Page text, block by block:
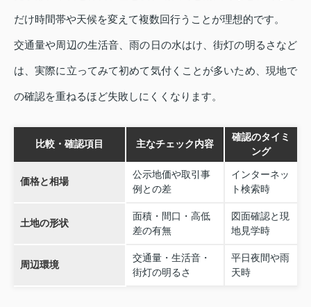
だけ時間帯や天候を変えて複数回行うことが理想的です。
交通量や周辺の生活音、雨の日の水はけ、街灯の明るさなど
は、実際に立ってみて初めて気付くことが多いため、現地で
の確認を重ねるほど失敗しにくくなります。
比較・確認項目 主なチェック内容
確認のタイミ
ング
価格と相場
公示地価や取引事
例との差
インターネッ
ト検索時
土地の形状
面積・間口・高低
差の有無
図面確認と現
地見学時
周辺環境
交通量・生活音・
街灯の明るさ
平日夜間や雨
天時